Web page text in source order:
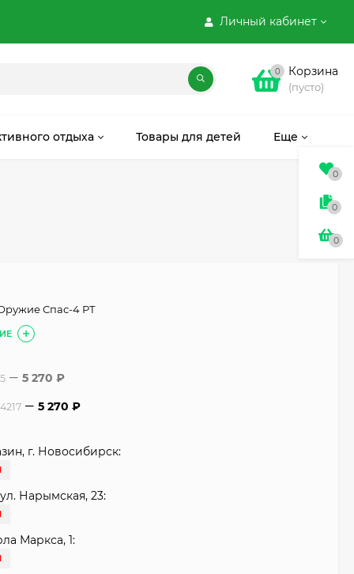
Личный кабинет
0 Корзина
(пусто)
отдыха Товары для детей Еще
Спас-4 РТ
5 270₽
5 270₽
г. Новосибирск:
Нарымская, 23:
Маркса, 1:
0
0
0